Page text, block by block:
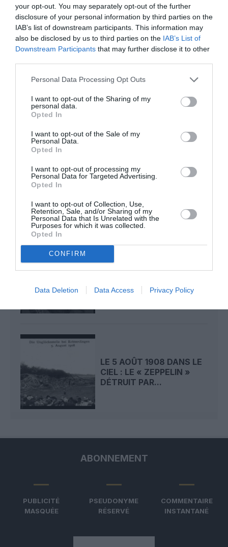
your opt-out. You may separately opt-out of the further
disclosure of your personal information by third parties on the
IAB’s list of downstream participants. This information may
also be disclosed by us to third parties on the IAB’s List of
Downstream Participants that may further disclose it to other
Personal Data Processing Opt Outs
I want to opt-out of the Sharing of my
personal data.
Opted In
I want to opt-out of the Sale of my
Personal Data.
Opted In
I want to opt-out of processing my
Personal Data for Targeted Advertising.
Opted In
I want to opt-out of Collection, Use,
Retention, Sale, and/or Sharing of my
Personal Data that Is Unrelated with the
Purposes for which it was collected.
Opted In
CONFIRM
Data Deletion Data Access Privacy Policy
Badissi novembria commenté l'article :
Nice–Corse : ces vols électriques qui se profilent à
LE 7 AOÛT 1909 DANS LE
CIEL : ROGER SOMMER
LE 6 AOÛT 1909 DANS LE
PERMET LE SACRE...
LE 5 AOÛT 1908 DANS LE
CIEL : LE « ZEPPELIN »
DÉTRUIT PAR...
ABONNEMENT
PUBLICITÉ
MASQUÉE
PSEUDONYME
RÉSERVÉ
COMMENTAIRE
INSTANTANÉ